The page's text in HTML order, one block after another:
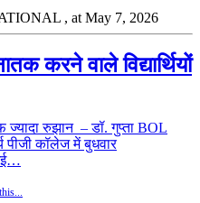
, at May 7, 2026
करने वाले विद्यार्थियों
रुझान – डॉ. गुप्ता BOL
पीजी कॉलेज में बुधवार